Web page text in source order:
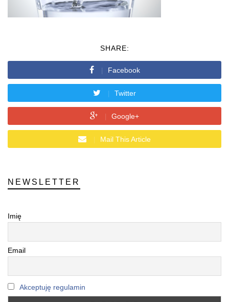
SHARE:
Facebook
Twitter
Google+
Mail This Article
NEWSLETTER
Imię
Email
Akceptuję regulamin